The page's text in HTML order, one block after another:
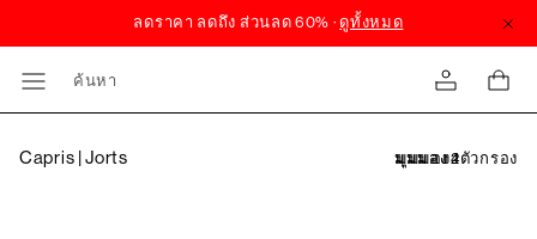
ค้นหา
Capris | Jorts ตัวกรอง